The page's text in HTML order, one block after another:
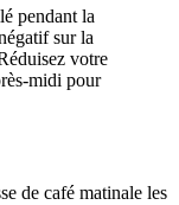
pendant la
sur la
votre
midi pour
de café matinale les